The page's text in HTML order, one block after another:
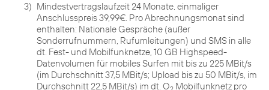
3) Mindestvertragslaufzeit 24 Monate, einmaliger
Anschlusspreis 39,99€. Pro Abrechnungsmonat sind
enthalten: Nationale Gespräche (außer
Sonderrufnummern, Rufumleitungen) und SMS in alle
dt. Fest- und Mobilfunknetze, 10 GB Highspeed-
Datenvolumen für mobiles Surfen mit bis zu 225 MBit/s
(im Durchschnitt 37,5 MBit/s; Upload bis zu 50 MBit/s, im
Durchschnitt 22,5 MBit/s) im dt. O Mobilfunknetz pro